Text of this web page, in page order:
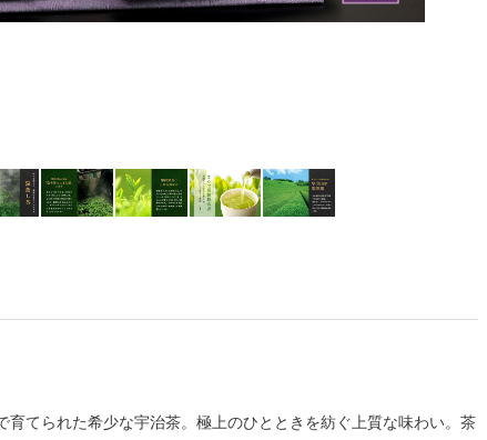
育てられた希少な宇治茶。極上のひとときを紡ぐ上質な味わい。茶